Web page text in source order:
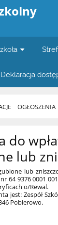
Deklaracja
OGŁOSZENIA
do
lub
lub
64 9376 0001
o/Rewal.
jest: Zespół
Pobierowo.